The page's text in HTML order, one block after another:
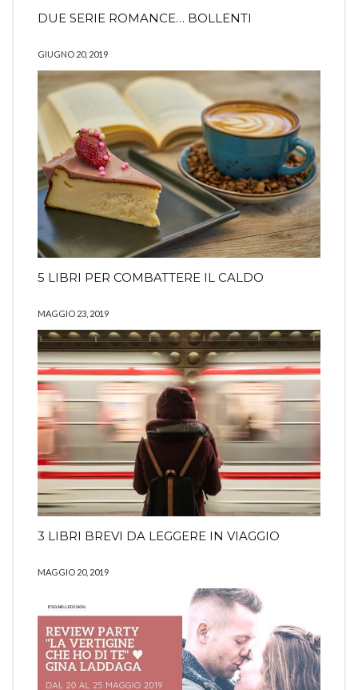
DUE SERIE ROMANCE… BOLLENTI
GIUGNO 20, 2019
5 LIBRI PER COMBATTERE IL CALDO
MAGGIO 23, 2019
3 LIBRI BREVI DA LEGGERE IN VIAGGIO
MAGGIO 20, 2019